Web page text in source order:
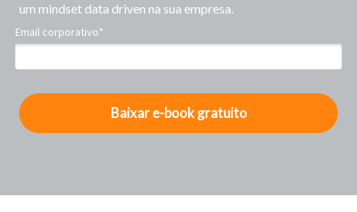
um mindset data driven na sua empresa.
Email corporativo*
Baixar e-book gratuito